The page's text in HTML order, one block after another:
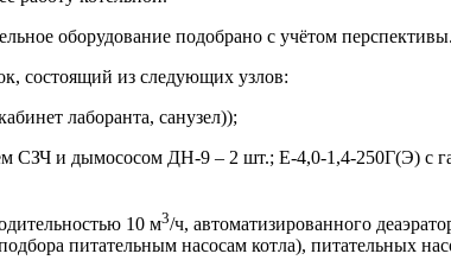
оборудование подобрано с учётом перспективы.
состоящий из следующих узлов:
лаборанта, санузел));
СЗЧ и дымососом ДН-9 – 2 шт.; Е-4,0-1,4-250Г(Э) с
10 м3/ч, автоматизированного
питательным насосам котла), питательных